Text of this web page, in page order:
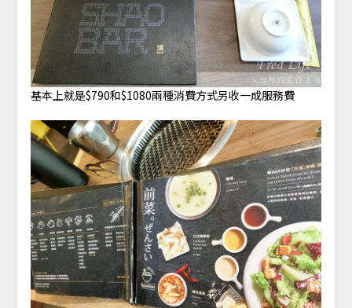
基本上就是$790和$1080兩種消費方式另收一成服務費